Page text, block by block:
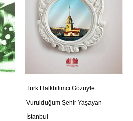
Türk Halkbilimci Gözüyle
Vurulduğum Şehir Yaşayan
İstanbul